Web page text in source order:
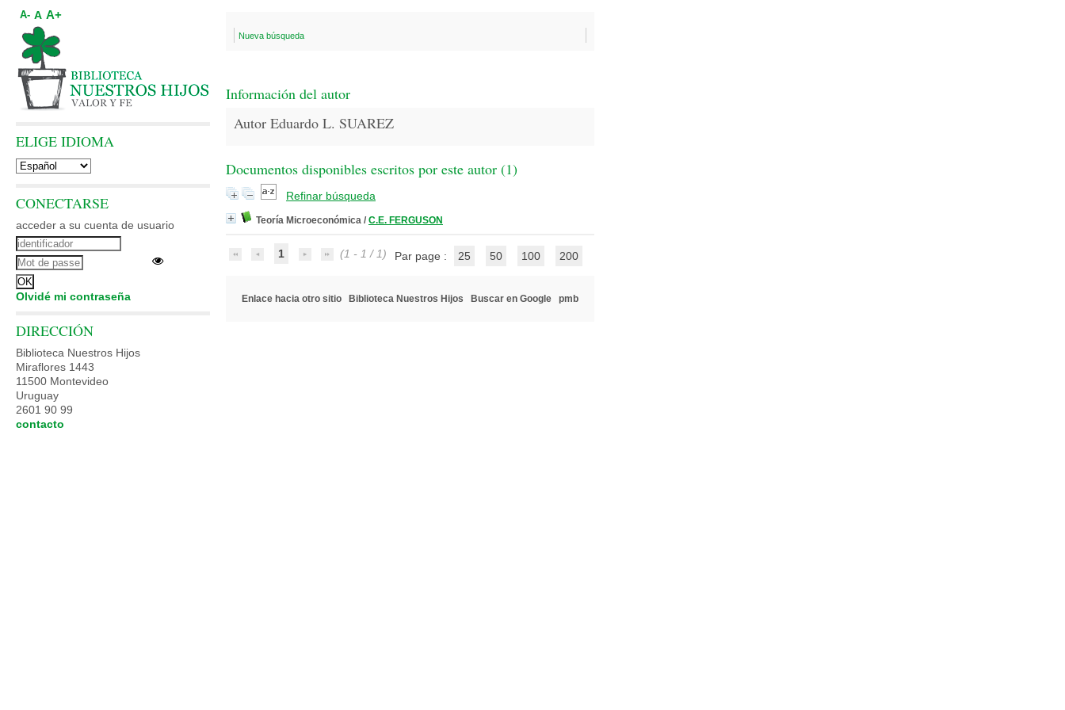
Nueva búsqueda
Información del autor
Autor Eduardo L. SUAREZ
Documentos disponibles escritos por este autor (1)
Refinar búsqueda
Teoría Microeconómica / C.E. FERGUSON
1 (1 - 1 / 1) Par page : 25 50 100 200
Enlace hacia otro sitio Biblioteca Nuestros Hijos Buscar en Google pmb
A- A A+
ELIGE IDIOMA
CONECTARSE
acceder a su cuenta de usuario
Olvidé mi contraseña
DIRECCIÓN
Biblioteca Nuestros Hijos
Miraflores 1443
11500 Montevideo
Uruguay
2601 90 99
contacto